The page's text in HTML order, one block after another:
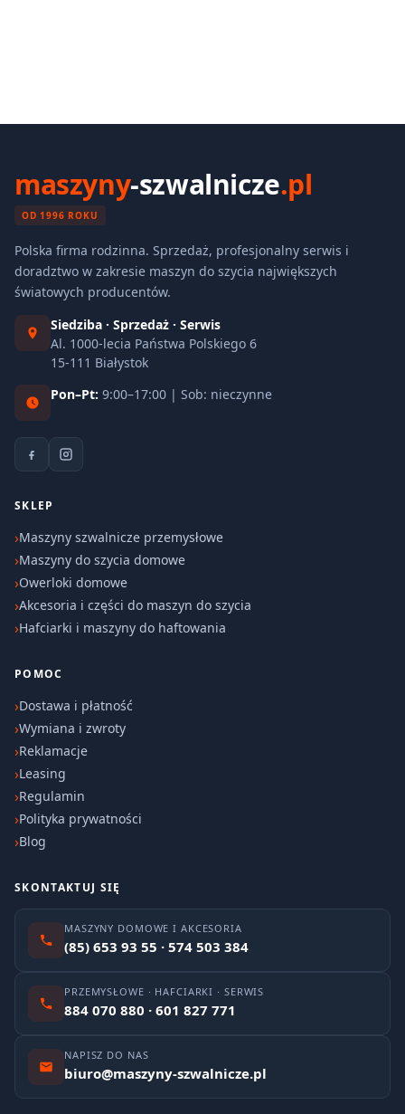
maszyny-szwalnicze.pl
OD 1996 ROKU
Polska firma rodzinna. Sprzedaż, profesjonalny serwis i
doradztwo w zakresie maszyn do szycia największych
światowych producentów.
Siedziba · Sprzedaż · Serwis
Al. 1000-lecia Państwa Polskiego 6
15-111 Białystok
Pon–Pt: 9:00–17:00 | Sob: nieczynne
SKLEP
Maszyny szwalnicze przemysłowe
Maszyny do szycia domowe
Owerloki domowe
Akcesoria i części do maszyn do szycia
Hafciarki i maszyny do haftowania
POMOC
Dostawa i płatność
Wymiana i zwroty
Reklamacje
Leasing
Regulamin
Polityka prywatności
Blog
SKONTAKTUJ SIĘ
MASZYNY DOMOWE I AKCESORIA
(85) 653 93 55 · 574 503 384
PRZEMYSŁOWE · HAFCIARKI · SERWIS
884 070 880 · 601 827 771
NAPISZ DO NAS
biuro@maszyny-szwalnicze.pl